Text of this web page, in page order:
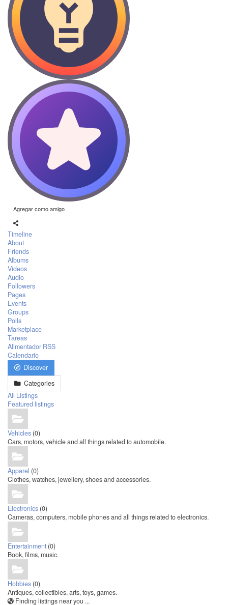
Agregar como amigo
Timeline
About
Friends
Albums
Videos
Audio
Followers
Pages
Events
Groups
Polls
Marketplace
Tareas
Alimentador RSS
Calendario
Discover
Categories
All Listings
Featured listings
Vehicles (0)
Cars, motors, vehicle and all things related to automobile.
Apparel (0)
Clothes, watches, jewellery, shoes and accessories.
Electronics (0)
Cameras, computers, mobile phones and all things related to electronics.
Entertainment (0)
Book, films, music.
Hobbies (0)
Antiques, collectibles, arts, toys, games.
Finding listings near you ...